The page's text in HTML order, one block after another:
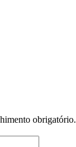
obrigatório.